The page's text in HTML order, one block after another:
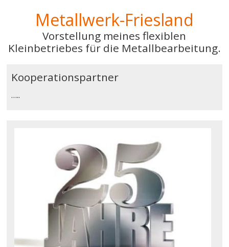
Metallwerk-Friesland
Vorstellung meines flexiblen
Kleinbetriebes für die Metallbearbeitung.
Kooperationspartner
…..